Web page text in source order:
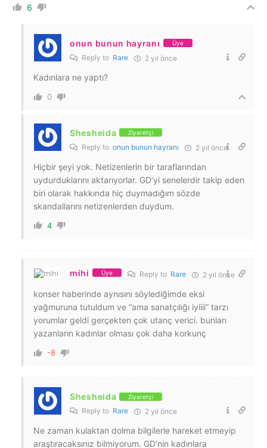
6
onun bunun hayranı Üye
Reply to Rare 2 yıl önce
Kadınlara ne yaptı?
0
Shesheida Ziyaretçi
Reply to onun bunun hayranı 2 yıl önce
Hiçbir şeyi yok. Netizenlerin bir taraflarından
uydurduklarını aktarıyorlar. GD’yi senelerdir takip eden
biri olarak hakkında hiç duymadığım sözde
skandallarını netizenlerden duydum.
4
mihi Üye Reply to Rare 2 yıl önce
konser haberinde aynısını söylediğimde eksi
yağmuruna tutuldum ve “ama sanatçılığı iyiiii” tarzı
yorumlar geldi gerçekten çok utanç verici. bunları
yazanların kadınlar olması çok daha korkunç
-8
Shesheida Ziyaretçi
Reply to Rare 2 yıl önce
Ne zaman kulaktan dolma bilgilerle hareket etmeyip
araştıracaksınız bilmiyorum. GD’nin kadınlara